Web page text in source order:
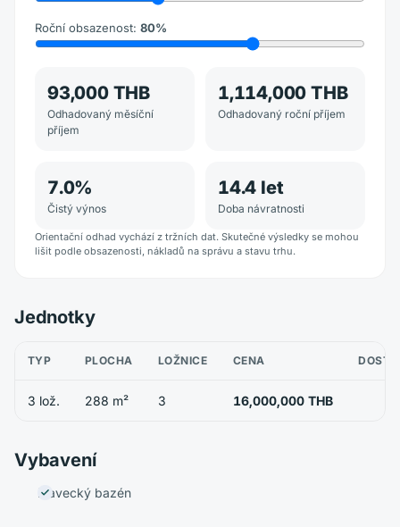
Roční obsazenost: 80%
93,000 THB
Odhadovaný měsíční
příjem
1,114,000 THB
Odhadovaný roční příjem
7.0%
Čistý výnos
14.4 let
Doba návratnosti
Orientační odhad vychází z tržních dat. Skutečné výsledky se mohou
lišit podle obsazenosti, nákladů na správu a stavu trhu.
Jednotky
TYP PLOCHA LOŽNICE CENA
3 lož. 288 m² 3 16,000,000 THB
Vybavení
Plavecký bazén